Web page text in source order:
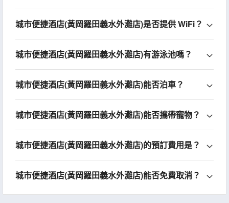
城市便捷酒店(黃岡羅田義水外灘店)是否提供 WiFi？
城市便捷酒店(黃岡羅田義水外灘店)有游泳池嗎？
城市便捷酒店(黃岡羅田義水外灘店)能否泊車？
城市便捷酒店(黃岡羅田義水外灘店)能否攜帶寵物？
城市便捷酒店(黃岡羅田義水外灘店)的預訂費用是？
城市便捷酒店(黃岡羅田義水外灘店)能否免費取消？